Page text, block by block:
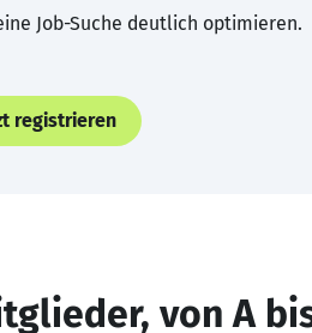
Job-Suche deutlich optimieren.
registrieren
von A